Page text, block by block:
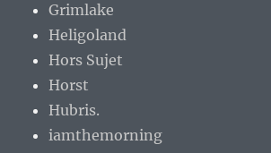
Grimlake
Heligoland
Hors Sujet
Horst
Hubris.
iamthemorning